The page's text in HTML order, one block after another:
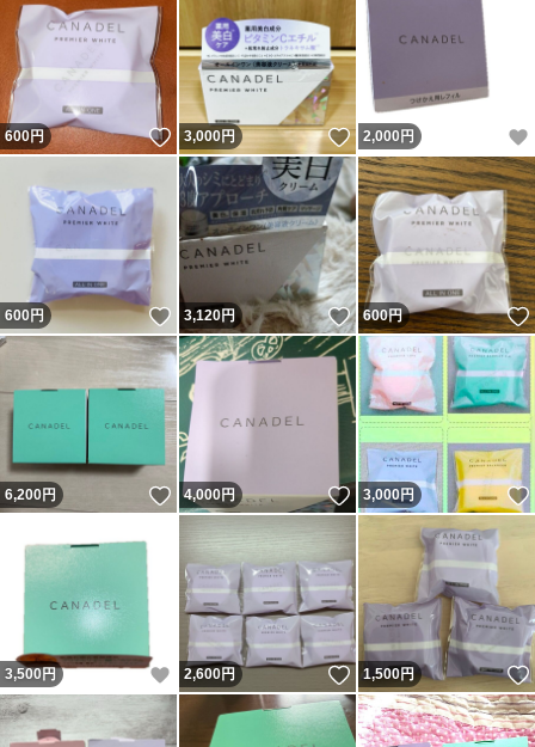
600円 いいね！
3,000円 いいね！
2,000 円
600円 いいね！
3,120円 いいね！
600円
6,200円 いいね！
4,000円 いいね！
3,000円
3,500 円 いいね！
2,600円 いいね！
1,500円